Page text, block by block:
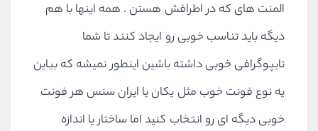
المنت های که در اطرافش هستن . همه اینها با هم
دیگه باید تناسب خوبی رو ایجاد کنند تا شما
تایپوگرافی خوبی داشته باشین اینطور نمیشه که بیاین
یه نوع فونت خوب مثل یکان یا ایران سنس هر فونت
خوبی دیگه ای رو انتخاب کنید اما ساختار یا اندازه